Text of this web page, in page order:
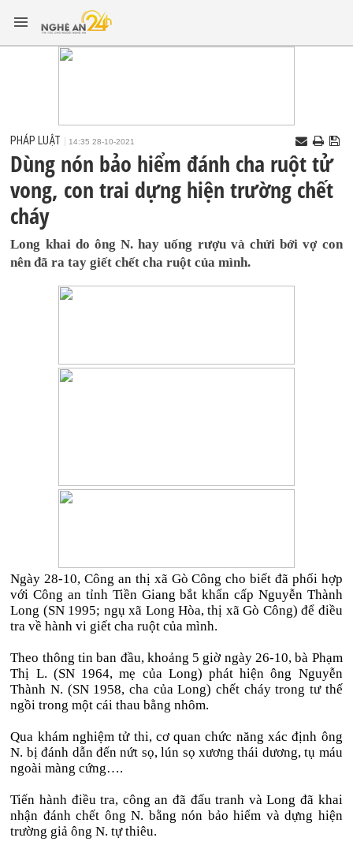
PHÁP LUẬT 14:35 28-10-2021
Dùng nón bảo hiểm đánh cha ruột tử
vong, con trai dựng hiện trường chết
cháy
Long khai do ông N. hay uống rượu và chửi bới vợ con
nên đã ra tay giết chết cha ruột của mình.
Ngày 28-10, Công an thị xã Gò Công cho biết đã phối hợp
với Công an tỉnh Tiền Giang bắt khẩn cấp Nguyễn Thành
Long (SN 1995; ngụ xã Long Hòa, thị xã Gò Công) để điều
tra về hành vi giết cha ruột của mình.
Theo thông tin ban đầu, khoảng 5 giờ ngày 26-10, bà Phạm
Thị L. (SN 1964, mẹ của Long) phát hiện ông Nguyễn
Thành N. (SN 1958, cha của Long) chết cháy trong tư thế
ngồi trong một cái thau bằng nhôm.
Qua khám nghiệm tử thi, cơ quan chức năng xác định ông
N. bị đánh dẫn đến nứt sọ, lún sọ xương thái dương, tụ máu
ngoài màng cứng….
Tiến hành điều tra, công an đã đấu tranh và Long đã khai
nhận đánh chết ông N. bằng nón bảo hiểm và dựng hiện
trường giả ông N. tự thiêu.